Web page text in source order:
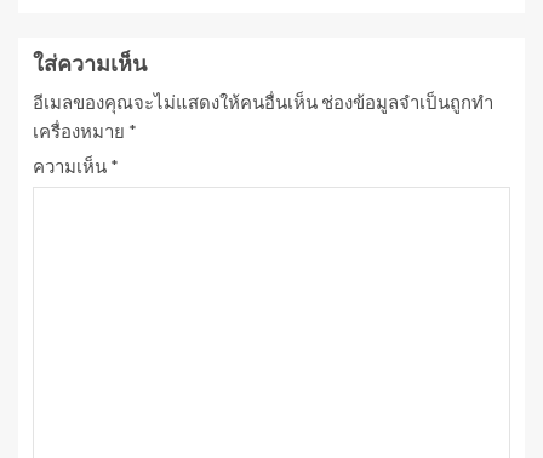
ใส่ความเห็น
อีเมลของคุณจะไม่แสดงให้คนอื่นเห็น ช่องข้อมูลจำเป็นถูกทำ
เครื่องหมาย *
ความเห็น *